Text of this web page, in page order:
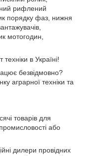
рифлений
порядку фаз, нижня
мотогодин,
в Україні!
безвідмовно?
аграрної техніки та
товарів для
або
дилери провідних